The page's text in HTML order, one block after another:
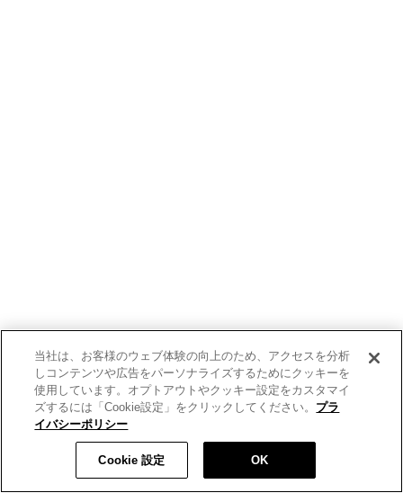
当社は、お客様のウェブ体験の向上のため、アクセスを分析
しコンテンツや広告をパーソナライズするためにクッキーを
使用しています。オプトアウトやクッキー設定をカスタマイ
ズするには「Cookie設定」をクリックしてください。 プラ
イバシーポリシー
Cookie 設定 OK